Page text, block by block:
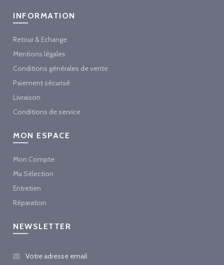
INFORMATION
Retour & Echange
Mentions légales
Conditions générales de vente
Paiement sécurisé
Livraison
Conditions de service
MON ESPACE
Mon Compte
Ma Sélection
Entretien
Réparation
NEWSLETTER